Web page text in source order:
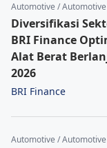
Automotive /
Diversifikasi
BRI Finance
Alat Berat
2026
BRI Finance
Automotive /